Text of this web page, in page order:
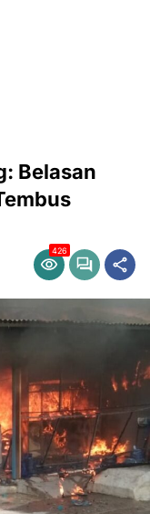
Belasan
426